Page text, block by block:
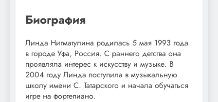
Биография
Линда Нигматулина родилась 5 мая 1993 года
в городе Уфа, Россия. С раннего детства она
проявляла интерес к искусству и музыке. В
2004 году Линда поступила в музыкальную
школу имени С. Татарского и начала обучаться
игре на фортепиано.